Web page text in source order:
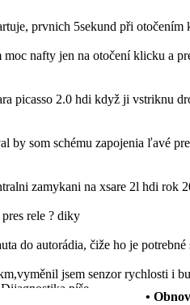
prvnich 5sekund při
nafty jen na otočení klicku a
picasso 2.0 hdi když ji vstriknu
som schému zapojenia ľavé
zamykani na xsare 2l hdi rok
rele ? diky
do autorádia, čiže ho je
jsem senzor rychlosti i
píše
•